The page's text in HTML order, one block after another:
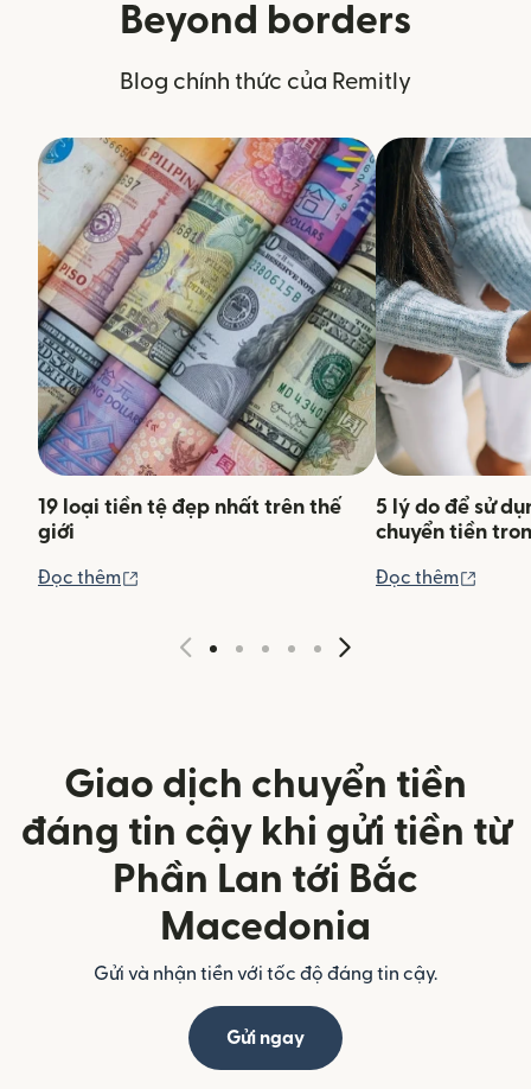
Beyond borders
Blog chính thức của Remitly
19 loại tiền tệ đẹp nhất trên thế
giới
Đọc thêm
5 lý do để sử
chuyển tiền
Đọc thêm
Giao dịch chuyển tiền
đáng tin cậy khi gửi tiền từ
Phần Lan tới Bắc
Macedonia
Gửi và nhận tiền với tốc độ đáng tin cậy.
Gửi ngay